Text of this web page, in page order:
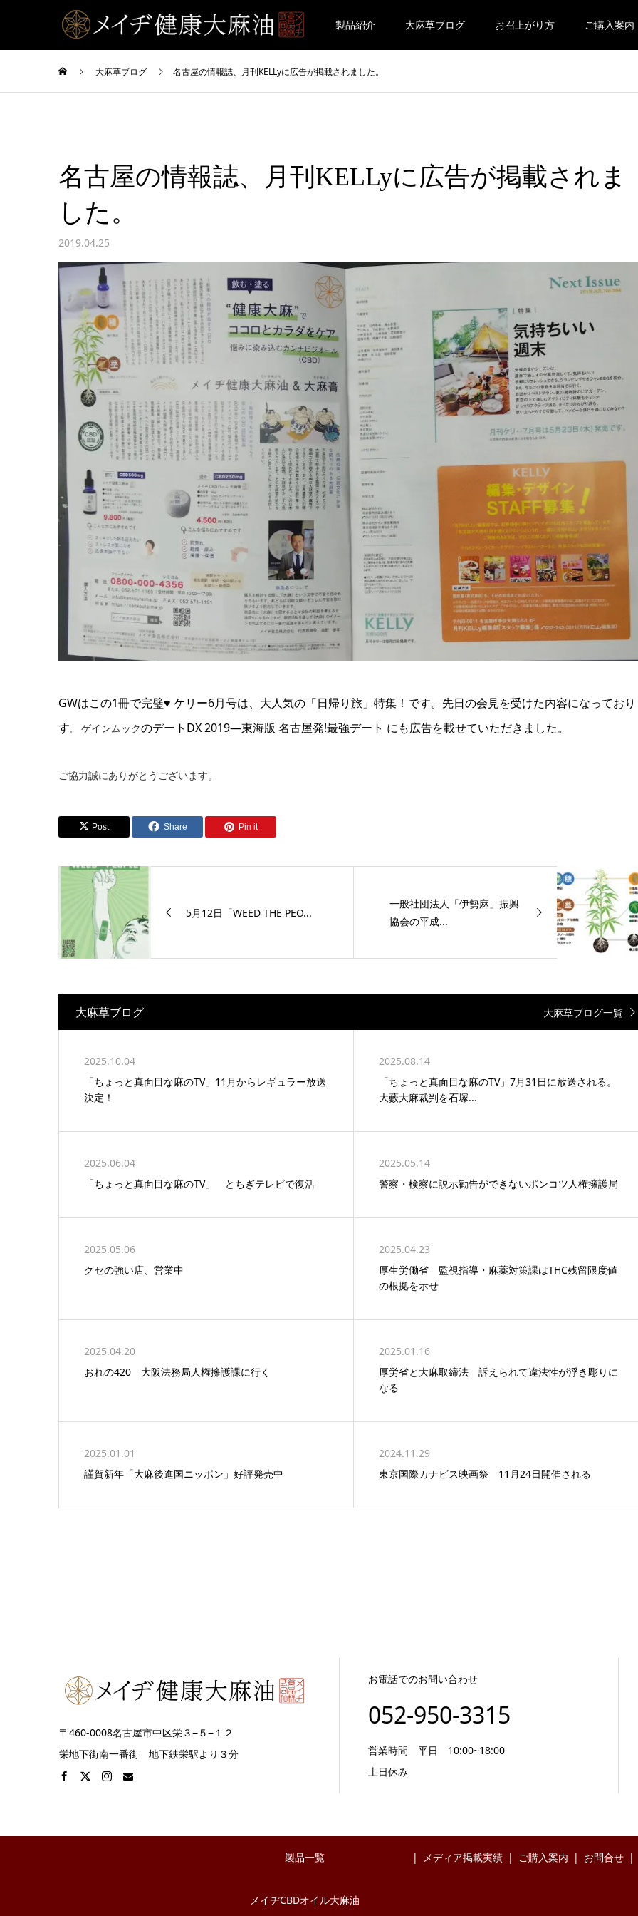
製品紹介 大麻草ブログ お召上がり方 ご購入案内
大麻草ブログ 名古屋の情報誌、月刊KELLyに広告が掲載されました。
名古屋の情報誌、月刊KELLyに広告が掲載されま
した。
2019.04.25
GWはこの1冊で完璧♥ ケリー6月号は、大人気の「日帰り旅」特集！です。先日の会見を受けた内容になってお
す。
ゲインムックのデートDX 2019―東海版 名古屋発!最強デート にも広告を載せていただきました。
ご協力誠にありがとうございます。
Post Share Pin it
5月12日「WEED THE PEO...
一般社団法人「伊勢麻」振興
協会の平成...
大麻草ブログ 大麻草ブログ一覧
2025.10.04
「ちょっと真面目な麻のTV」11月からレギュラー放送
決定！
2025.08.14
「ちょっと真面目な麻のTV」7月31日に放送される。
大藪大麻裁判を石塚...
2025.06.04
「ちょっと真面目な麻のTV」 とちぎテレビで復活
2025.05.14
警察・検察に説示勧告ができないポンコツ人権擁護局
2025.05.06
クセの強い店、営業中
2025.04.23
厚生労働省 監視指導・麻薬対策課はTHC残留限度値
の根拠を示せ
2025.04.20
おれの420 大阪法務局人権擁護課に行く
2025.01.16
厚労省と大麻取締法 訴えられて違法性が浮き彫りに
なる
2025.01.01
謹賀新年「大麻後進国ニッポン」好評発売中
2024.11.29
東京国際カナビス映画祭 11月24日開催される
〒460-0008名古屋市中区栄３−５−１２
栄地下街南一番街 地下鉄栄駅より３分
お電話でのお問い合わせ
052-950-3315
営業時間 平日 10:00~18:00
土日休み
製品一覧
メイヂCBDオイル大麻油
メディア掲載実績 ご購入案内 お問合せ